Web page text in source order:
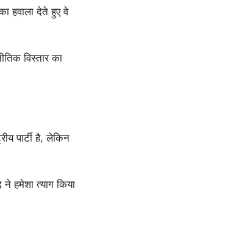
हवाला देते हुए वे
विस्तार का
पार्टी है, लेकिन
हमेशा त्याग किया